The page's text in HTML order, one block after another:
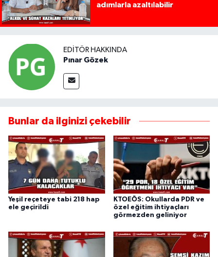
adımlarla azaltılabilir
EDITÖR HAKKINDA
Pınar Gözek
Bunlar da ilginizi çekebilir
Yeşil reçeteye tabi 218 hap
ele geçirildi
KTOEÖS: Okullarda PDR ve
özel eğitim ihtiyaçları
görmezden geliniyor